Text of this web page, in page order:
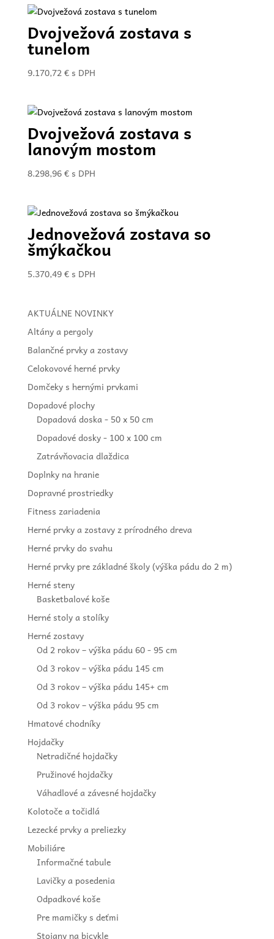
Dvojvežová zostava s
tunelom
9.170,72€ s DPH
Dvojvežová zostava s
lanovým mostom
8.298,96€ s DPH
Jednovežová zostava so
šmýkačkou
5.370,49€ s DPH
AKTUÁLNE NOVINKY
Altány a pergoly
Balančné prvky a zostavy
Celokovové herné prvky
Domčeky s hernými prvkami
Dopadové plochy
Dopadová doska - 50 x 50 cm
Dopadové dosky - 100 x 100 cm
Zatrávňovacia dlaždica
Doplnky na hranie
Dopravné prostriedky
Fitness zariadenia
Herné prvky a zostavy z prírodného dreva
Herné prvky do svahu
Herné prvky pre základné školy (výška pádu do 2 m)
Herné steny
Basketbalové koše
Herné stoly a stolíky
Herné zostavy
Od 2 rokov – výška pádu 60 - 95 cm
Od 3 rokov – výška pádu 145 cm
Od 3 rokov – výška pádu 145+ cm
Od 3 rokov – výška pádu 95 cm
Hmatové chodníky
Hojdačky
Netradičné hojdačky
Pružinové hojdačky
Váhadlové a závesné hojdačky
Kolotoče a točidlá
Lezecké prvky a preliezky
Mobiliáre
Informačné tabule
Lavičky a posedenia
Odpadkové koše
Pre mamičky s deťmi
Stojany na bicykle